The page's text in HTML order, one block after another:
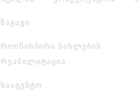
ნაგავი
რიონისპირა სახლების
რეაბილიტაცია
სააგენტო